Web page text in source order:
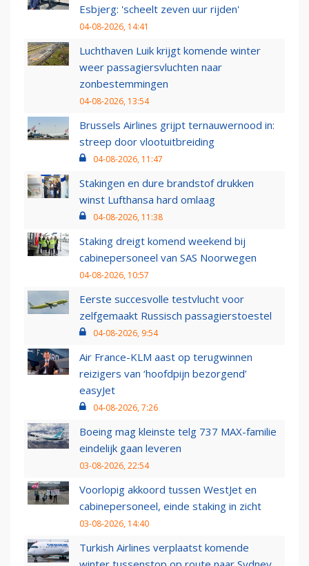
Esbjerg: 'scheelt zeven uur rijden'
04-08-2026, 14:41
Luchthaven Luik krijgt komende winter
weer passagiersvluchten naar
zonbestemmingen
04-08-2026, 13:54
Brussels Airlines grijpt ternauwernood in:
streep door vlootuitbreiding
04-08-2026, 11:47
Stakingen en dure brandstof drukken
winst Lufthansa hard omlaag
04-08-2026, 11:38
Staking dreigt komend weekend bij
cabinepersoneel van SAS Noorwegen
04-08-2026, 10:57
Eerste succesvolle testvlucht voor
zelfgemaakt Russisch passagierstoestel
04-08-2026, 9:54
Air France-KLM aast op terugwinnen
reizigers van ‘hoofdpijn bezorgend’
easyJet
04-08-2026, 7:26
Boeing mag kleinste telg 737 MAX-familie
eindelijk gaan leveren
03-08-2026, 22:54
Voorlopig akkoord tussen WestJet en
cabinepersoneel, einde staking in zicht
03-08-2026, 14:40
Turkish Airlines verplaatst komende